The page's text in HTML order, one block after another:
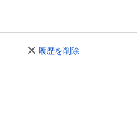
履歴を削除